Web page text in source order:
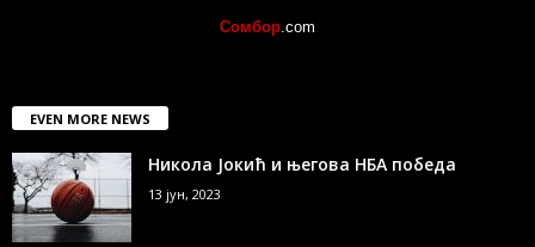
Сомбор .com
EVEN MORE NEWS
Никола Јокић и његова НБА победа
13 јун, 2023